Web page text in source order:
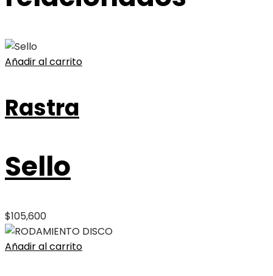
Añadir al carrito
Rastra
Sello
$105,600
Añadir al carrito